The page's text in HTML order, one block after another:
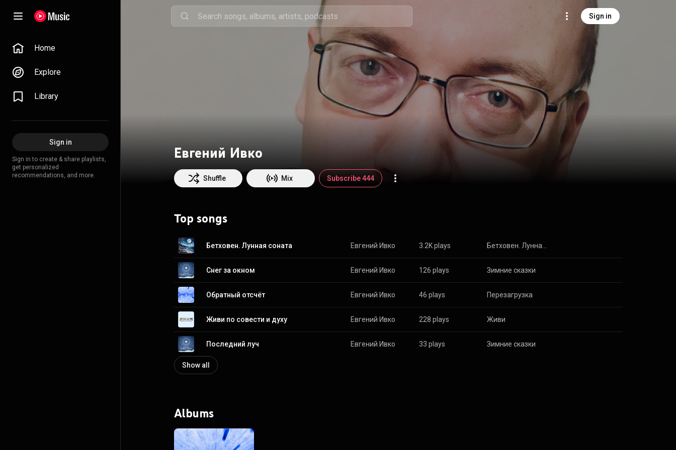
Sign in
Home
Explore
Library
Sign in
Sign in to create & share playlists,
get personalized
recommendations, and more.
Евгений Ивко
Shuffle Mix Subscribe 444
Top songs
Бетховен. Лунная соната Евгений Ивко 3.2K plays
Снег за окном Евгений Ивко 126 plays Зимние сказки
Обратный отсчёт Евгений Ивко 46 plays Перезагрузка
Живи по совести и духу Евгений Ивко 228 plays Живи
Последний луч Евгений Ивко 33 plays Зимние сказки
Show all
Albums